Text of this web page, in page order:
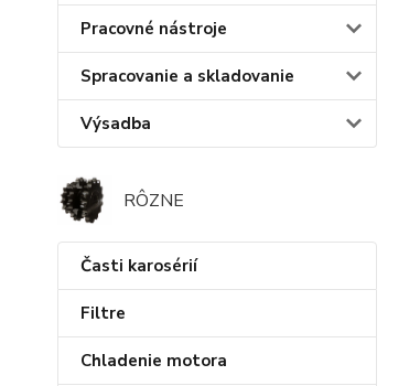
Pracovné nástroje
Spracovanie a skladovanie
Výsadba
RÔZNE
Časti karosérií
Filtre
Chladenie motora